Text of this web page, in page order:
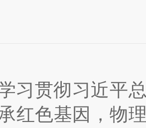
习贯彻习近平
红色基因，物